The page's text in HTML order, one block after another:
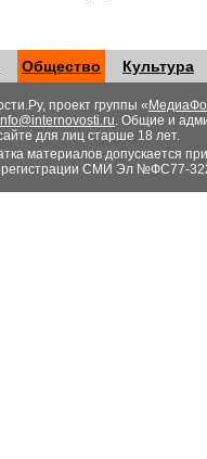
Общество Культура
проект группы «
. Общие и
для лиц старше 18 лет.
материалов допускается
регистрации СМИ Эл №ФС77-